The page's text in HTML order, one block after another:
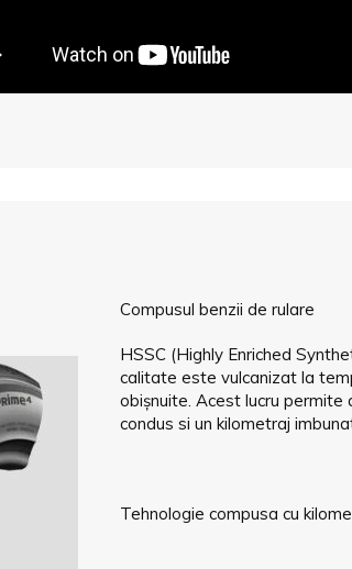
Compusul benzii de rulare
HSSC (Highly Enriched
calitate este vulcanizat la
obișnuite. Acest lucru
condus si un kilometraj
Tehnologie compusa cu